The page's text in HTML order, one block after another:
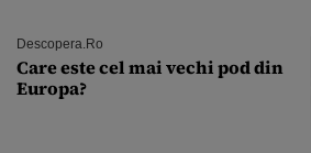
Descopera.ro
Care este cel mai vechi pod din
Europa?